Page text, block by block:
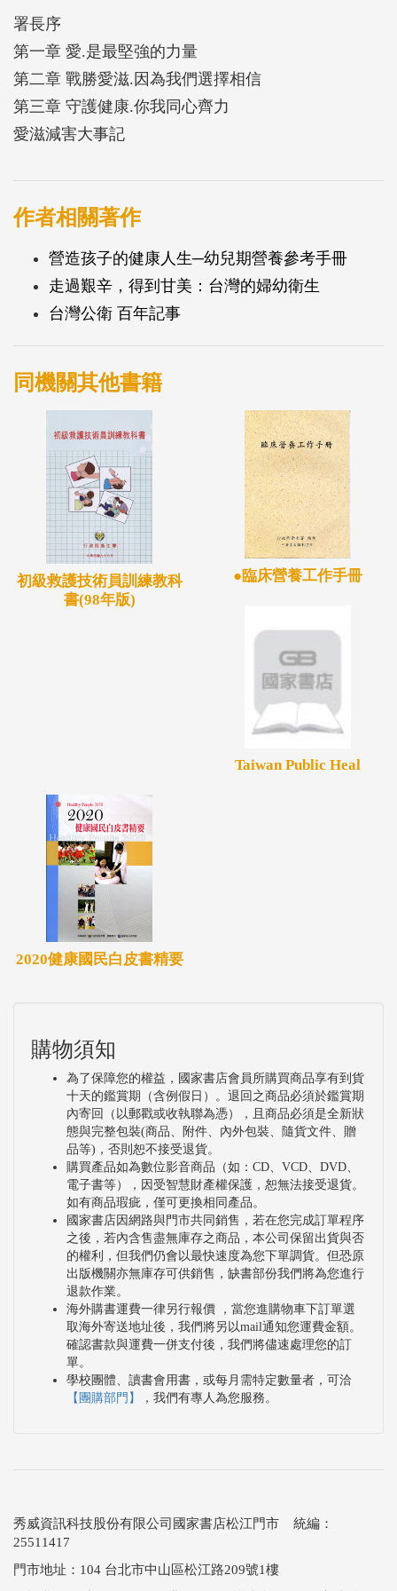
署長序
第一章 愛.是最堅強的力量
第二章 戰勝愛滋.因為我們選擇相信
第三章 守護健康.你我同心齊力
愛滋減害大事記
作者相關著作
營造孩子的健康人生─幼兒期營養參考手冊
走過艱辛，得到甘美：台灣的婦幼衛生
台灣公衛 百年記事
同機關其他書籍
初級救護技術員訓練教科
書(98年版)
●臨床營養工作手冊
Taiwan Public Heal
2020健康國民白皮書精要
購物須知
為了保障您的權益，國家書店會員所購買商品享有到貨
十天的鑑賞期（含例假日）。退回之商品必須於鑑賞期
內寄回（以郵戳或收執聯為憑），且商品必須是全新狀
態與完整包裝(商品、附件、內外包裝、隨貨文件、贈
品等)，否則恕不接受退貨。
購買產品如為數位影音商品（如：CD、VCD、DVD、
電子書等），因受智慧財產權保護，恕無法接受退貨。
如有商品瑕疵，僅可更換相同產品。
國家書店因網路與門市共同銷售，若在您完成訂單程序
之後，若內含售盡無庫存之商品，本公司保留出貨與否
的權利，但我們仍會以最快速度為您下單調貨。但恐原
出版機關亦無庫存可供銷售，缺書部份我們將為您進行
退款作業。
海外購書運費一律另行報價 ，當您進購物車下訂單選
取海外寄送地址後，我們將另以mail通知您運費金額。
確認書款與運費一併支付後，我們將儘速處理您的訂
單。
學校團體、讀書會用書，或每月需特定數量者，可洽
【團購部門】
，我們有專人為您服務。
秀威資訊科技股份有限公司國家書店松江門市 統編：
25511417
門市地址：104 台北市中山區松江路209號1樓